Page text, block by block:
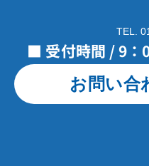
TEL.
■ 受付時間 / 9：
お問い合